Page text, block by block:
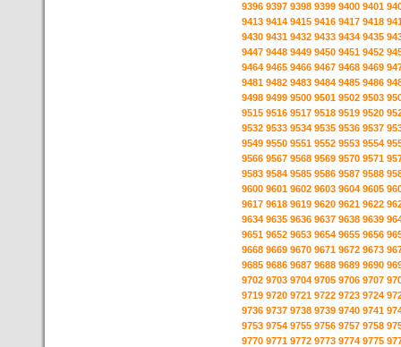
9396 9397 9398 9399 9400 9401
9413 9414 9415 9416 9417 9418
9430 9431 9432 9433 9434 9435
9447 9448 9449 9450 9451 9452
9464 9465 9466 9467 9468 9469
9481 9482 9483 9484 9485 9486
9498 9499 9500 9501 9502 9503
9515 9516 9517 9518 9519 9520
9532 9533 9534 9535 9536 9537
9549 9550 9551 9552 9553 9554
9566 9567 9568 9569 9570 9571
9583 9584 9585 9586 9587 9588
9600 9601 9602 9603 9604 9605
9617 9618 9619 9620 9621 9622
9634 9635 9636 9637 9638 9639
9651 9652 9653 9654 9655 9656
9668 9669 9670 9671 9672 9673
9685 9686 9687 9688 9689 9690
9702 9703 9704 9705 9706 9707
9719 9720 9721 9722 9723 9724
9736 9737 9738 9739 9740 9741
9753 9754 9755 9756 9757 9758
9770 9771 9772 9773 9774 9775